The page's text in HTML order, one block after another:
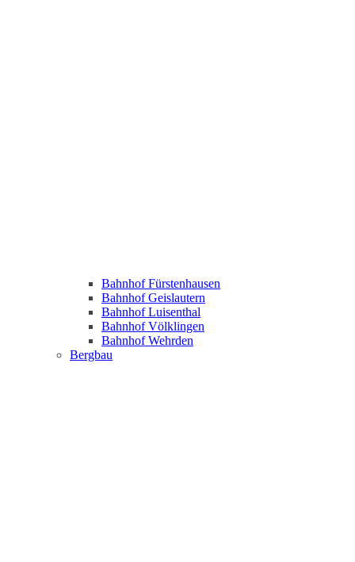
Bahnhof Fürstenhausen
Bahnhof Geislautern
Bahnhof Luisenthal
Bahnhof Völklingen
Bahnhof Wehrden
Bergbau